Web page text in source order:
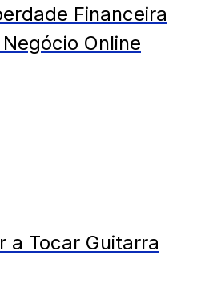
Financeira
Online
a Tocar Guitarra